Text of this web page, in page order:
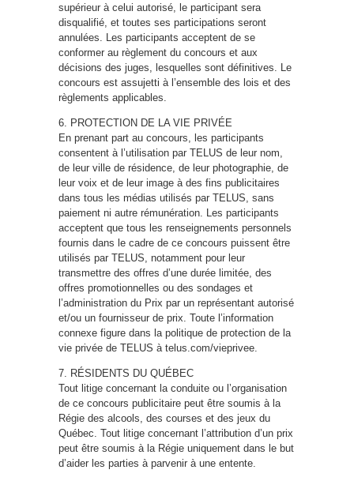
supérieur à celui autorisé, le participant sera
disqualifié, et toutes ses participations seront
annulées. Les participants acceptent de se
conformer au règlement du concours et aux
décisions des juges, lesquelles sont définitives. Le
concours est assujetti à l’ensemble des lois et des
règlements applicables.
6. PROTECTION DE LA VIE PRIVÉE
En prenant part au concours, les participants
consentent à l’utilisation par TELUS de leur nom,
de leur ville de résidence, de leur photographie, de
leur voix et de leur image à des fins publicitaires
dans tous les médias utilisés par TELUS, sans
paiement ni autre rémunération. Les participants
acceptent que tous les renseignements personnels
fournis dans le cadre de ce concours puissent être
utilisés par TELUS, notamment pour leur
transmettre des offres d’une durée limitée, des
offres promotionnelles ou des sondages et
l’administration du Prix par un représentant autorisé
et/ou un fournisseur de prix. Toute l’information
connexe figure dans la politique de protection de la
vie privée de TELUS à telus.com/vieprivee.
7. RÉSIDENTS DU QUÉBEC
Tout litige concernant la conduite ou l’organisation
de ce concours publicitaire peut être soumis à la
Régie des alcools, des courses et des jeux du
Québec. Tout litige concernant l’attribution d’un prix
peut être soumis à la Régie uniquement dans le but
d’aider les parties à parvenir à une entente.